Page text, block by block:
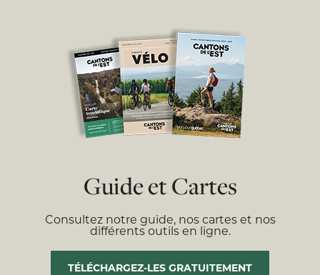
Guide et Cartes
Consultez notre guide, nos cartes et nos
différents outils en ligne.
TÉLÉCHARGEZ-LES GRATUITEMENT